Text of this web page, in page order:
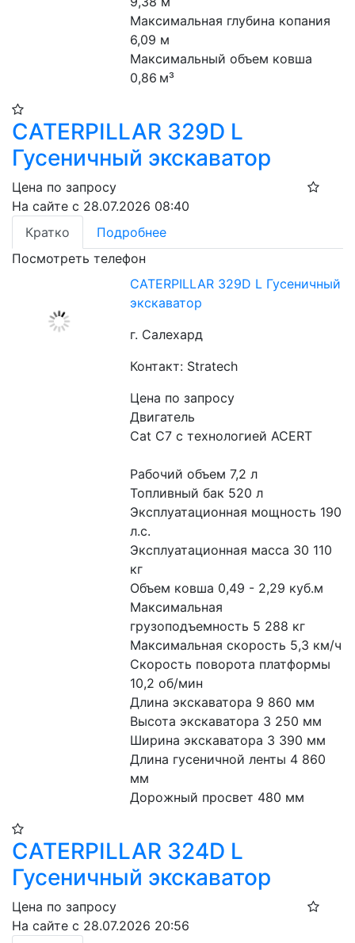
Максимальная глубина копания
6,09 м
Максимальный объем ковша
0,86 м³
CATERPILLAR 329D L
Гусеничный экскаватор
Цена по запросу
На сайте с 28.07.2026 08:40
Кратко
Подробнее
Посмотреть телефон
CATERPILLAR 329D L Гусеничный
экскаватор
г. Салехард
Контакт: Stratech
Цена по запросу
Двигатель
Cat C7 с технологией ACERT
Рабочий объем 7,2 л
Топливный бак 520 л
Эксплуатационная мощность 190
л.с.
Эксплуатационная масса 30 110
кг
Объем ковша 0,49 - 2,29 куб.м
Максимальная
грузоподъемность 5 288 кг
Максимальная скорость 5,3 км/ч
Скорость поворота платформы
10,2 об/мин
Длина экскаватора 9 860 мм
Высота экскаватора 3 250 мм
Ширина экскаватора 3 390 мм
Длина гусеничной ленты 4 860
мм
Дорожный просвет 480 мм
CATERPILLAR 324D L
Гусеничный экскаватор
Цена по запросу
На сайте с 28.07.2026 20:56